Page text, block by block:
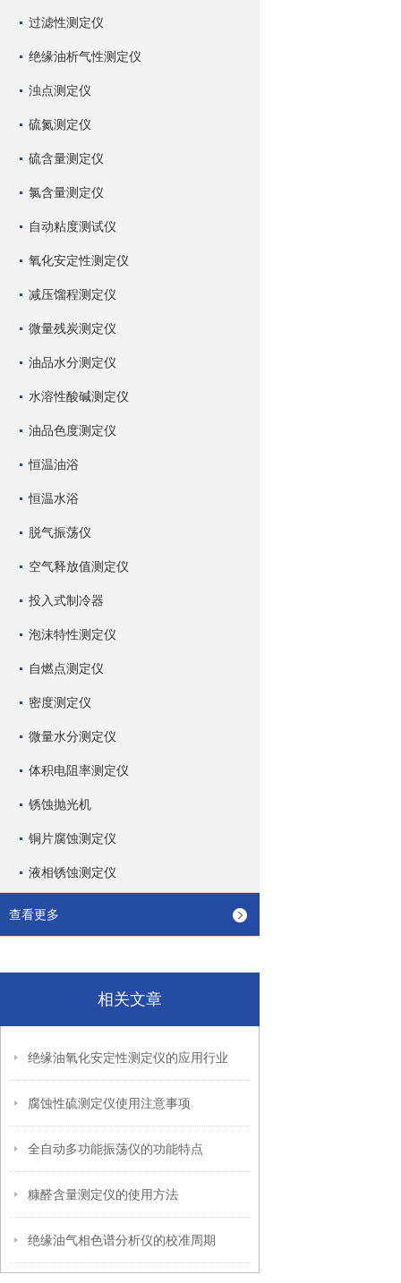
过滤性测定仪
绝缘油析气性测定仪
浊点测定仪
硫氮测定仪
硫含量测定仪
氯含量测定仪
自动粘度测试仪
氧化安定性测定仪
减压馏程测定仪
微量残炭测定仪
油品水分测定仪
水溶性酸碱测定仪
油品色度测定仪
恒温油浴
恒温水浴
脱气振荡仪
空气释放值测定仪
投入式制冷器
泡沫特性测定仪
自燃点测定仪
密度测定仪
微量水分测定仪
体积电阻率测定仪
锈蚀抛光机
铜片腐蚀测定仪
液相锈蚀测定仪
查看更多
相关文章
绝缘油氧化安定性测定仪的应用行业
腐蚀性硫测定仪使用注意事项
全自动多功能振荡仪的功能特点
糠醛含量测定仪的使用方法
绝缘油气相色谱分析仪的校准周期